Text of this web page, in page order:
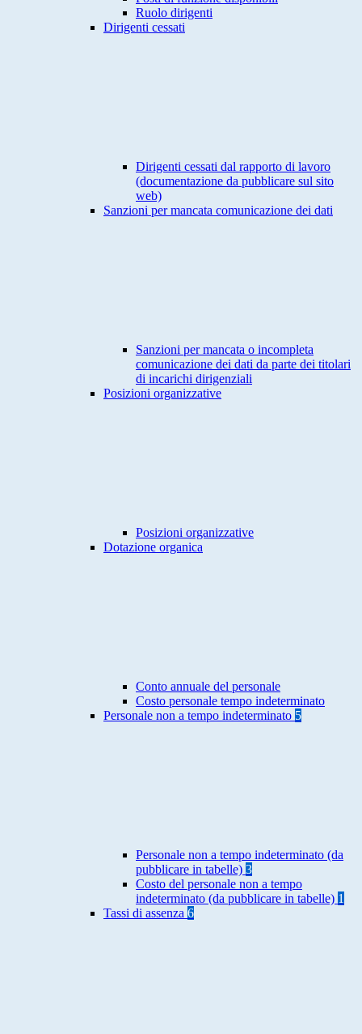
Ruolo dirigenti
Dirigenti cessati
Dirigenti cessati dal rapporto di lavoro
(documentazione da pubblicare sul sito
web)
Sanzioni per mancata comunicazione dei dati
Sanzioni per mancata o incompleta
comunicazione dei dati da parte dei titolari
di incarichi dirigenziali
Posizioni organizzative
Posizioni organizzative
Dotazione organica
Conto annuale del personale
Costo personale tempo indeterminato
Personale non a tempo indeterminato 5
Personale non a tempo indeterminato (da
pubblicare in tabelle) 3
Costo del personale non a tempo
indeterminato (da pubblicare in tabelle) 1
Tassi di assenza 6